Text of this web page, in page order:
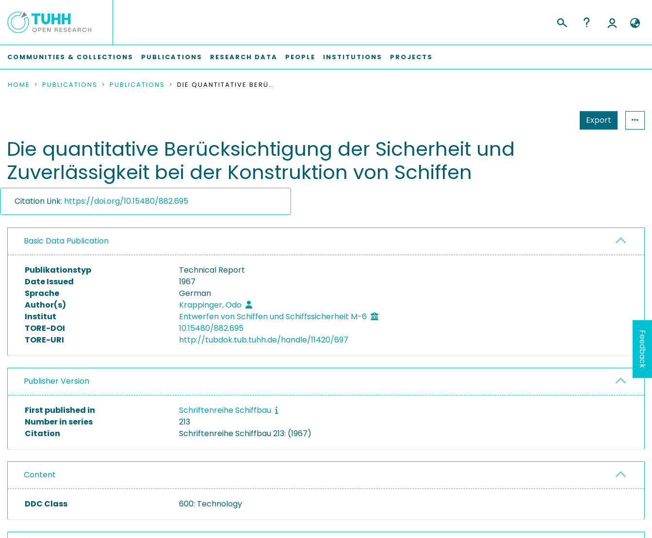
COMMUNITIES & COLLECTIONS PUBLICATIONS RESEARCH DATA PEOPLE INSTITUTIONS PROJECTS
HOME PUBLICATIONS PUBLICATIONS DIE QUANTITATIVE BERÜCKSICHTIGUNG DER SICHERHEIT UND ZUVERLÄSSIGKEIT BEI DER KONSTRUKTION VON SCHIFFEN
Export
Die quantitative Berücksichtigung der Sicherheit und
Zuverlässigkeit bei der Konstruktion von Schiffen
Citation Link: https://doi.org/10.15480/882.695
Basic Data Publication
Publikationstyp
Technical Report
Date Issued
1967
Sprache
German
Author(s)
Krappinger, Odo
Institut
Entwerfen von Schiffen und Schiffssicherheit M-6
TORE-DOI
10.15480/882.695
TORE-URI
http://tubdok.tub.tuhh.de/handle/11420/697
Publisher Version
First published in
Schriftenreihe Schiffbau
Number in series
213
Citation
Schriftenreihe Schiffbau 213: (1967)
Content
DDC Class 600: Technology
Feedback